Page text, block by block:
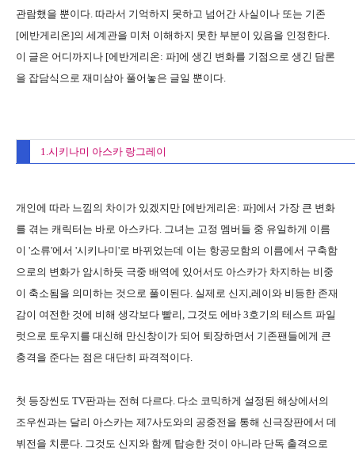
관람했을 뿐이다. 따라서 기억하지 못하고 넘어간 사실이나 또는 기존
[에반게리온]의 세계관을 미처 이해하지 못한 부분이 있음을 인정한다.
이 글은 어디까지나 [에반게리온: 파]에 생긴 변화를 기점으로 생긴 담론
을 잡담식으로 재미삼아 풀어놓은 글일 뿐이다.
1.시키나미 아스카 랑그레이
개인에 따라 느낌의 차이가 있겠지만 [에반게리온: 파]에서 가장 큰 변화
를 겪는 캐릭터는 바로 아스카다. 그녀는 고정 멤버들 중 유일하게 이름
이 '소류'에서 '시키나미'로 바뀌었는데 이는 항공모함의 이름에서 구축함
으로의 변화가 암시하듯 극중 배역에 있어서도 아스카가 차지하는 비중
이 축소됨을 의미하는 것으로 풀이된다. 실제로 신지,레이와 비등한 존재
감이 여전한 것에 비해 생각보다 빨리, 그것도 에바 3호기의 테스트 파일
럿으로 토우지를 대신해 만신창이가 되어 퇴장하면서 기존팬들에게 큰
충격을 준다는 점은 대단히 파격적이다.
첫 등장씬도 TV판과는 전혀 다르다. 다소 코믹하게 설정된 해상에서의
조우씬과는 달리 아스카는 제7사도와의 공중전을 통해 신극장판에서 데
뷔전을 치룬다. 그것도 신지와 함께 탑승한 것이 아니라 단독 출격으로